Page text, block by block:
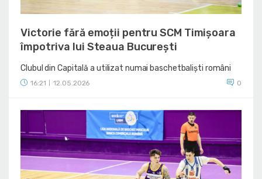
Victorie fără emoții pentru SCM Timișoara
împotriva lui Steaua București
Clubul din Capitală a utilizat numai baschetbaliști români
16:21 12.05.2026 0